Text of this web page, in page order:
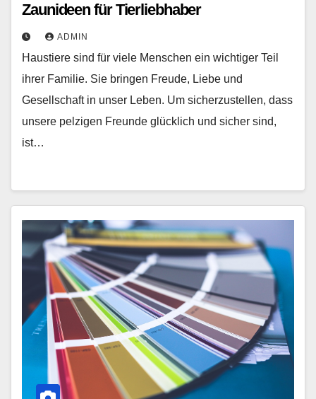
Zaunideen für Tierliebhaber
ADMIN
Haustiere sind für viele Menschen ein wichtiger Teil
ihrer Familie. Sie bringen Freude, Liebe und
Gesellschaft in unser Leben. Um sicherzustellen, dass
unsere pelzigen Freunde glücklich und sicher sind,
ist…